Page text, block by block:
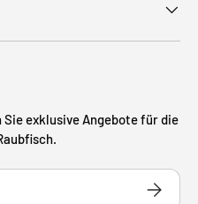
Sie exklusive Angebote für die